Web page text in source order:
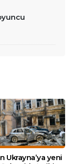
Ukrayna’ya yeni